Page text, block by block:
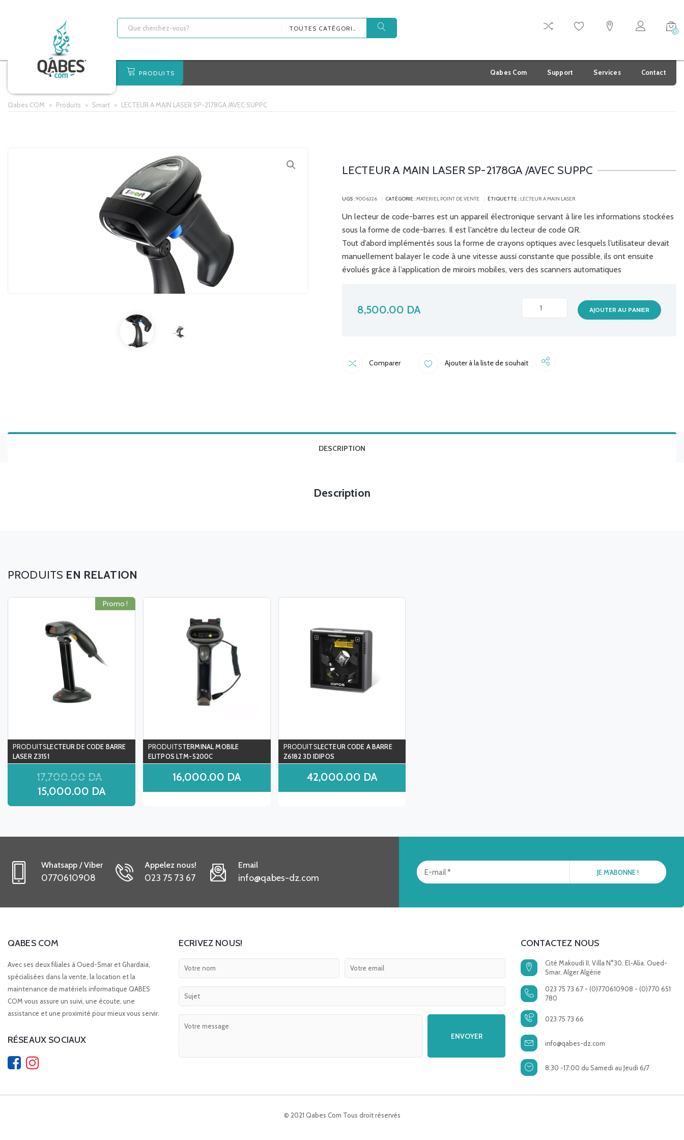
TOUTES CATÉGORIES 0
PRODUITS Qabes Com Support Services Contact
Qabes COM > Produits > Smart > LECTEUR A MAIN LASER SP-2178GA /AVEC SUPPC
LECTEUR A MAIN LASER SP-2178GA /AVEC SUPPC
UGS :9006326 CATÉGORIE :MATERIEL POINT DE VENTE ÉTIQUETTE : LECTEUR A MAIN LASER
Un lecteur de code-barres est un appareil électronique servant à lire les informations stockées
sous la forme de code-barres. Il est l’ancêtre du lecteur de code QR.
Tout d’abord implémentés sous la forme de crayons optiques avec lesquels l’utilisateur devait
manuellement balayer le code à une vitesse aussi constante que possible, ils ont ensuite
évolués grâce à l’application de miroirs mobiles, vers des scanners automatiques
8,500.00 DA
LECTEUR
A
AJOUTER AU PANIER
Comparer Ajouter à la liste de souhait
DESCRIPTION
Description
EN RELATION
Promo !
LECTEUR DE CODE BARRE
LASER Z3151
17,700.00 DA
15,000.00 DA
TERMINAL MOBILE
ELITPOS LTM-5200C
16,000.00 DA
LECTEUR CODE A BARRE
Z6182 3D IDIPOS
42,000.00 DA
Whatsapp / Viber
0770610908
Appelez nous!
023 75 73 67
Email
info@qabes-dz.com
QABES COM
Avec ses deux filiales à Oued-Smar et Ghardaia,
spécialisées dans la vente, la location et la
maintenance de matériels informatique QABES
COM vous assure un suivi, une écoute, une
assistance et une proximité pour mieux vous servir.
RÉSEAUX SOCIAUX
ECRIVEZ NOUS! CONTACTEZ NOUS
Cité Makoudi II, Villa N°30. El-Alia. Oued-
Smar, Alger Algérie
023 75 73 67 - (0)770610908 - (0)770 651
780
023 75 73 66
info@qabes-dz.com
8:30 -17:00 du Samedi au Jeudi 6/7
© 2021 Qabes Com Tous droit réservés